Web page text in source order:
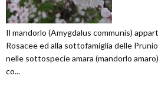
Il mandorlo (Amygdalus communis)
Rosacee ed alla sottofamiglia delle
nelle sottospecie amara (mandorlo
co...